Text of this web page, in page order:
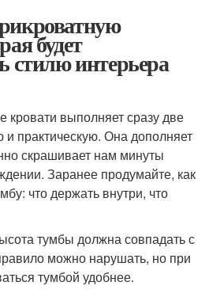
будет
стилю интерьера
кровати выполняет сразу две
практическую. Она дополняет
скрашивает нам минуты
Заранее продумайте, как
что держать внутри, что
тумбы должна совпадать с
можно нарушать, но при
тумбой удобнее.